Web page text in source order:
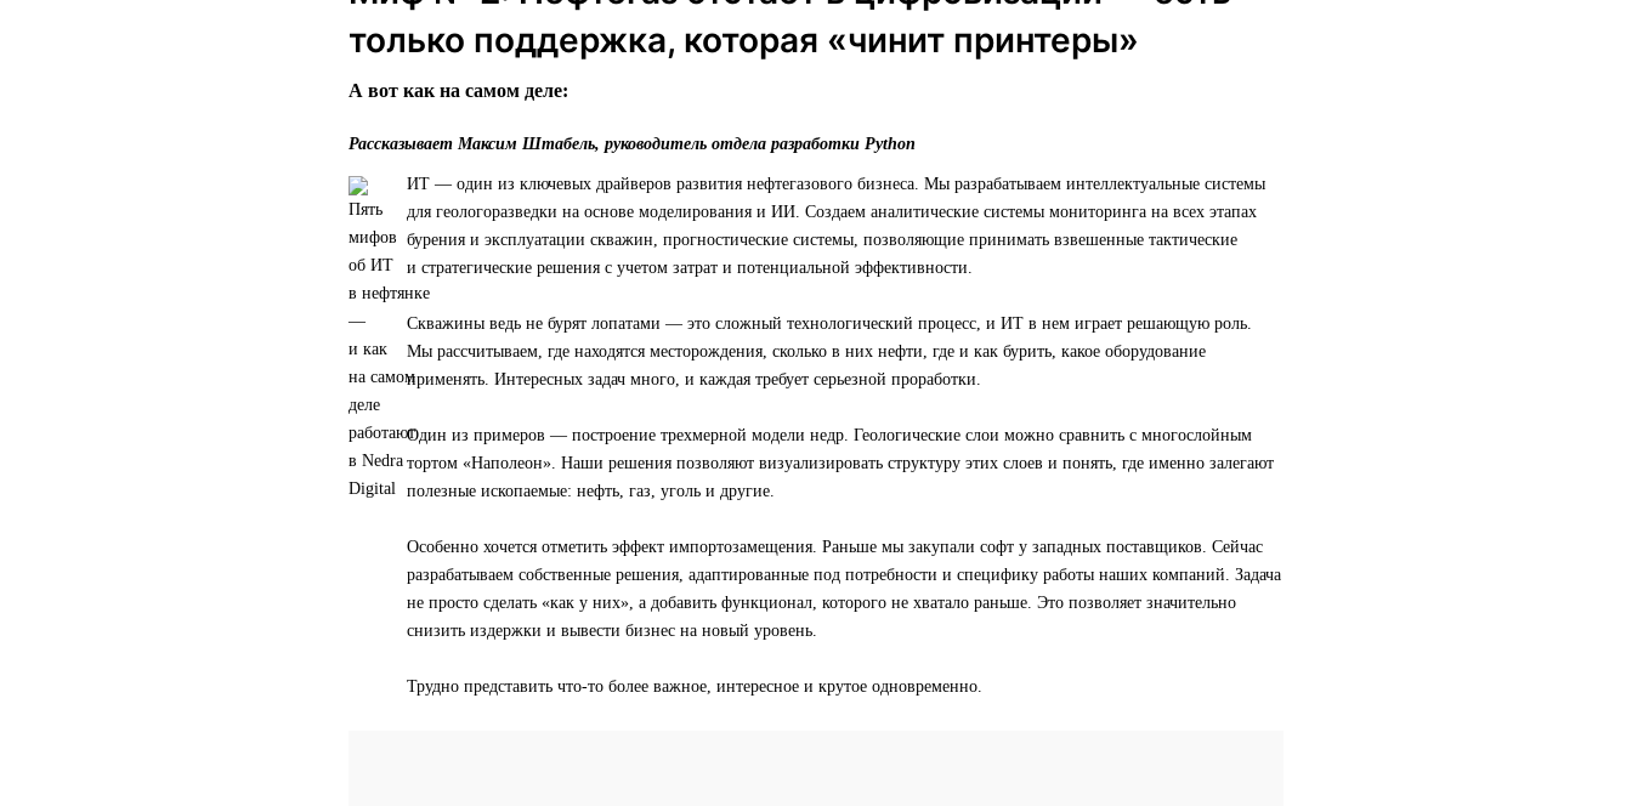
только поддержка, которая «чинит принтеры»
А вот как на самом деле:
Рассказывает Максим Штабель, руководитель отдела разработки Python
ИТ — один из ключевых драйверов развития нефтегазового бизнеса. Мы разрабатываем интеллектуальные системы
для геологоразведки на основе моделирования и ИИ. Создаем аналитические системы мониторинга на всех этапах
бурения и эксплуатации скважин, прогностические системы, позволяющие принимать взвешенные тактические
и стратегические решения с учетом затрат и потенциальной эффективности.
Скважины ведь не бурят лопатами — это сложный технологический процесс, и ИТ в нем играет решающую роль.
Мы рассчитываем, где находятся месторождения, сколько в них нефти, где и как бурить, какое оборудование
применять. Интересных задач много, и каждая требует серьезной проработки.
Один из примеров — построение трехмерной модели недр. Геологические слои можно сравнить с многослойным
тортом «Наполеон». Наши решения позволяют визуализировать структуру этих слоев и понять, где именно залегают
полезные ископаемые: нефть, газ, уголь и другие.
Особенно хочется отметить эффект импортозамещения. Раньше мы закупали софт у западных поставщиков. Сейчас
разрабатываем собственные решения, адаптированные под потребности и специфику работы наших компаний. Задача
не просто сделать «как у них», а добавить функционал, которого не хватало раньше. Это позволяет значительно
снизить издержки и вывести бизнес на новый уровень.
Трудно представить что-то более важное, интересное и крутое одновременно.